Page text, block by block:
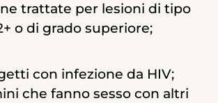
trattate per lesioni di tipo
o di grado superiore;
con infezione da HIV;
che fanno sesso con altri